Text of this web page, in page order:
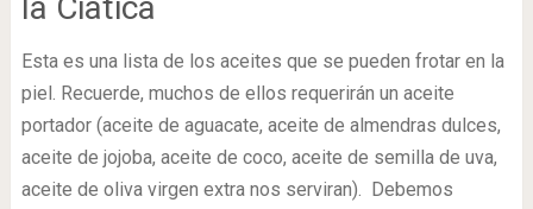
Esta es una lista de los aceites que se pueden frotar en la
piel. Recuerde, muchos de ellos requerirán un aceite
portador (aceite de aguacate, aceite de almendras dulces,
aceite de jojoba, aceite de coco, aceite de semilla de uva,
aceite de oliva virgen extra nos serviran). Debemos